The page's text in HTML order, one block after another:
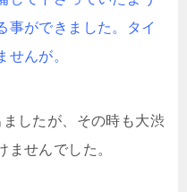
事ができました。タイ
せんが。
したが、その時も大渋
せんでした。